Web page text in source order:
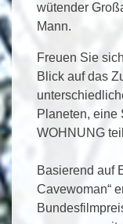
wütender
Mann.
Freuen Sie
Blick auf das
Planeten, eine
WOHNUNG
Basierend auf
Cavewoman“